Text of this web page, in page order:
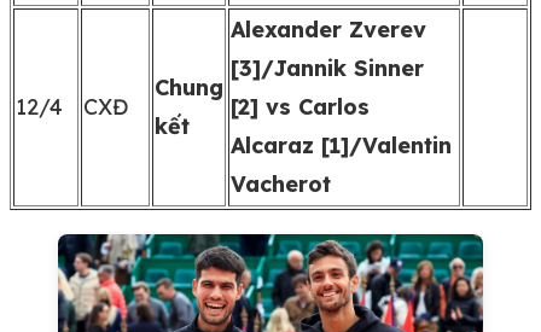
12/4 CXĐ
Chung
kết
Alexander Zverev
[3]/Jannik Sinner
[2] vs Carlos
Alcaraz [1]/Valentin
Vacherot